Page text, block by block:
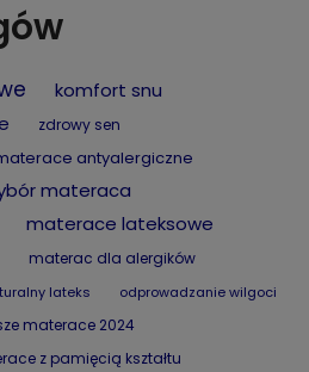
komfort snu
zdrowy sen
antyalergiczne
materaca
materace lateksowe
materac dla alergików
lateks
odprowadzanie wilgoci
materace 2024
z pamięcią kształtu